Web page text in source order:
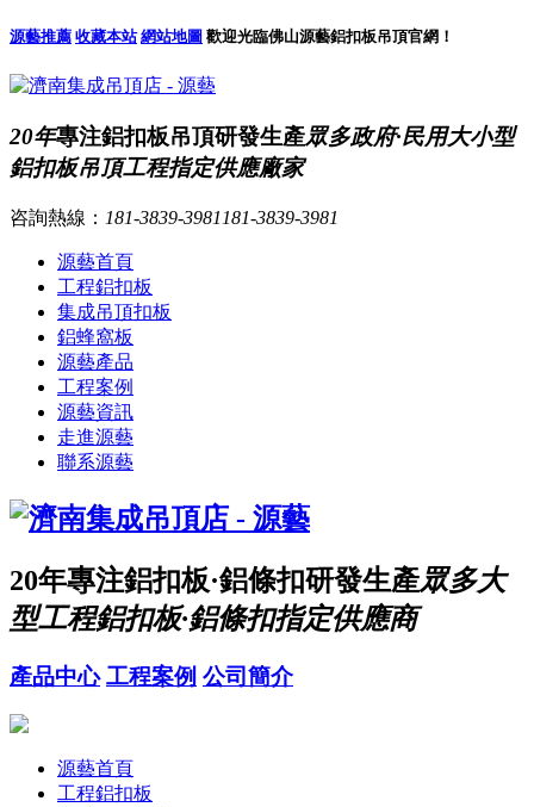
源藝推薦 收藏本站 網站地圖 歡迎光臨佛山源藝鋁扣板吊頂官網！
20年專注鋁扣板吊頂研發生產眾多政府·民用大小型
鋁扣板吊頂工程指定供應廠家
咨詢熱線： 181-3839-3981 181-3839-3981
源藝首頁
工程鋁扣板
集成吊頂扣板
鋁蜂窩板
源藝產品
工程案例
源藝資訊
走進源藝
聯系源藝
20年專注鋁扣板·鋁條扣研發生產眾多大
型工程鋁扣板·鋁條扣指定供應商
產品中心 工程案例 公司簡介
源藝首頁
工程鋁扣板